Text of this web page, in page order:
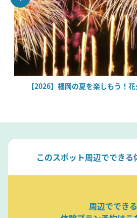
【2026】福岡の夏を楽しもう！
このスポット周辺でできる
周辺でできる